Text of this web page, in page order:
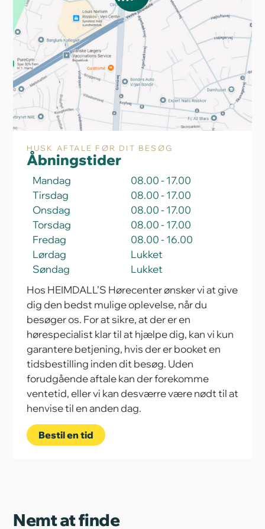
HUSK AFTALE FØR DIT BESØG
Åbningstider
Mandag
08.00 - 17.00
Tirsdag
08.00 - 17.00
Onsdag
08.00 - 17.00
Torsdag
08.00 - 17.00
Fredag
08.00 - 16.00
Lørdag
Lukket
Søndag
Lukket
Hos HEIMDALL’S Hørecenter ønsker vi at give
dig den bedst mulige oplevelse, når du
besøger os. For at sikre, at der er en
hørespecialist klar til at hjælpe dig, kan vi kun
garantere betjening, hvis der er booket en
tidsbestilling inden dit besøg. Uden
forudgående aftale kan der forekomme
ventetid, eller vi kan desværre være nødt til at
henvise til en anden dag.
Bestil en tid
Nemt at finde